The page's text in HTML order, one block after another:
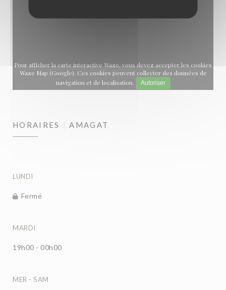
Pour afficher la carte interactive Waze, vous devez accepter les cookies
Waze Map (Google). Ces cookies peuvent collecter des données de
navigation et de localisation.
Autoriser
HORAIRES AMAGAT
LUNDI
Fermé
MARDI
19h00 - 00h00
MER - SAM